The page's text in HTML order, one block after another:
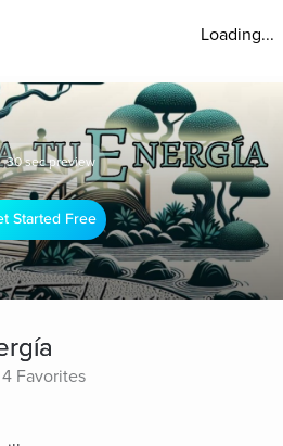
Loading...
30 sec preview
Started Free
4 Favorites